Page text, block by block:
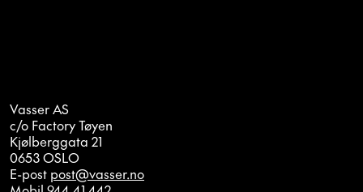
Vasser AS
c/o Factory Tøyen
Kjølberggata 21
0653 OSLO
E-post post@vasser.no